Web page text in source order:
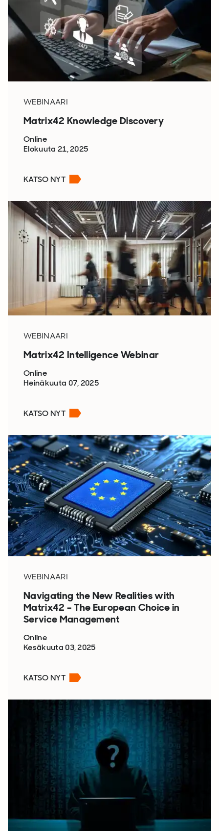
WEBINAARI
Matrix42 Knowledge Discovery
Online
Elokuuta 21, 2025
KATSO NYT
WEBINAARI
Matrix42 Intelligence Webinar
Online
Heinäkuuta 07, 2025
KATSO NYT
WEBINAARI
Navigating the New Realities with
Matrix42 – The European Choice in
Service Management
Online
Kesäkuuta 03, 2025
KATSO NYT